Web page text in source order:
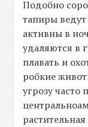
Подобно
тапиры
активны в
удаляются в
плавать и
робкие
угрозу